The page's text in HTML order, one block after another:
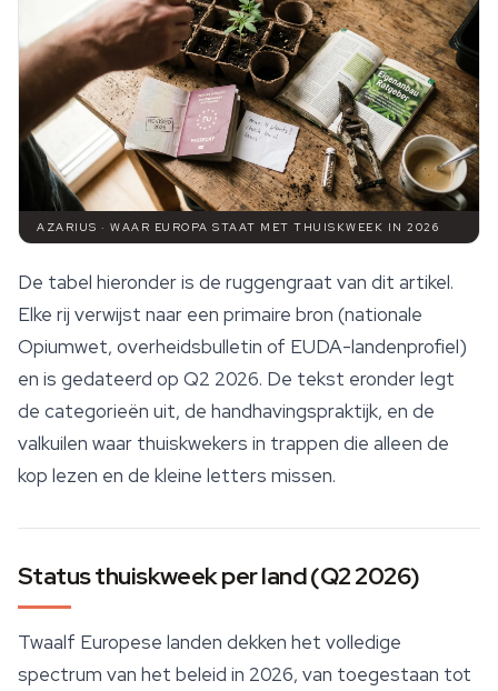
AZARIUS · WAAR EUROPA STAAT MET THUISKWEEK IN 2026
De tabel hieronder is de ruggengraat van dit artikel.
Elke rij verwijst naar een primaire bron (nationale
Opiumwet, overheidsbulletin of EUDA-landenprofiel)
en is gedateerd op Q2 2026. De tekst eronder legt
de categorieën uit, de handhavingspraktijk, en de
valkuilen waar thuiskwekers in trappen die alleen de
kop lezen en de kleine letters missen.
Status thuiskweek per land (Q2 2026)
Twaalf Europese landen dekken het volledige
spectrum van het beleid in 2026, van toegestaan tot